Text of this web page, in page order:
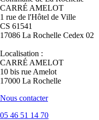
CARRÉ AMELOT
1 rue de l'Hôtel de Ville
CS 61541
17086 La Rochelle Cedex 02
Localisation :
CARRÉ AMELOT
10 bis rue Amelot
17000 La Rochelle
Nous contacter
05 46 51 14 70